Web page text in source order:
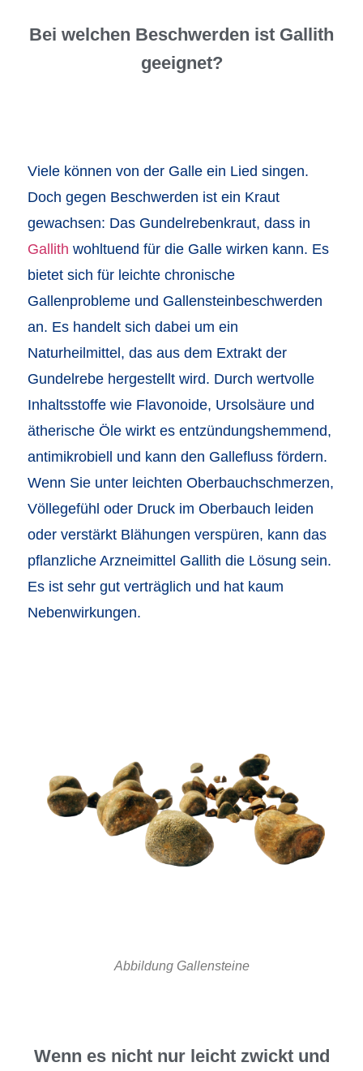
Bei welchen Beschwerden ist Gallith
geeignet?
Viele können von der Galle ein Lied singen.
Doch gegen Beschwerden ist ein Kraut
gewachsen: Das Gundelrebenkraut, dass in
Gallith wohltuend für die Galle wirken kann. Es
bietet sich für leichte chronische
Gallenprobleme und Gallensteinbeschwerden
an. Es handelt sich dabei um ein
Naturheilmittel, das aus dem Extrakt der
Gundelrebe hergestellt wird. Durch wertvolle
Inhaltsstoffe wie Flavonoide, Ursolsäure und
ätherische Öle wirkt es entzündungshemmend,
antimikrobiell und kann den Gallefluss fördern.
Wenn Sie unter leichten Oberbauchschmerzen,
Völlegefühl oder Druck im Oberbauch leiden
oder verstärkt Blähungen verspüren, kann das
pflanzliche Arzneimittel Gallith die Lösung sein.
Es ist sehr gut verträglich und hat kaum
Nebenwirkungen.
Abbildung Gallensteine
Wenn es nicht nur leicht zwickt und